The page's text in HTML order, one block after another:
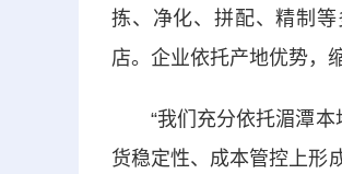
拣、净化、拼配、精制
店。企业依托产地优势，
“我们充分依托湄潭本
货稳定性、成本管控上形